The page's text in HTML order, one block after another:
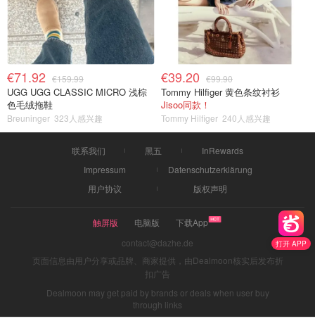
打开 APP
€71.92 €159.99
UGG UGG CLASSIC MICRO 浅棕
色毛绒拖鞋
Breuninger 323人感兴趣
€39.20 €99.90
Tommy Hilfiger 黄色条纹衬衫
Jisoo同款！
Tommy Hilfiger 240人感兴趣
联系我们 黑五
InRewards
Impressum
Datenschutzerklärung
用户协议
版权声明
触屏版 电脑版
下载App
contact@dazhe.de
页面信息由用户分享或品牌、商家提供，由Dealmoon核实后发布折
扣广告
Dealmoon may get paid by brands or deals when user buy
through links